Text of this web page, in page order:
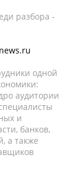
разбора -
одной
аудитории
и
банков,
а также